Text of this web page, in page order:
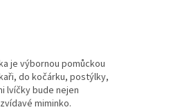
je výbornou pomůckou
do kočárku, postýlky,
lvíčky bude nejen
miminko.